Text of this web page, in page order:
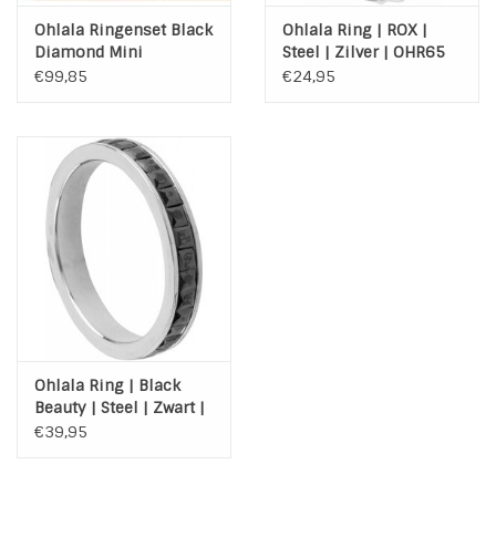
Ohlala Ringenset Black
Diamond Mini
€99,85
Ohlala Ring | ROX |
Steel | Zilver | OHR65
€24,95
Ohlala Ring | Black
Beauty | Steel | Zwart |
Zilver | OHR89
€39,95